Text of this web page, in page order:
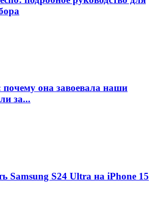
она завоевала наши
за...
Samsung S24 Ultra на iPhone 15